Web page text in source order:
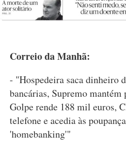
Correio da Manhã:
- "Hospedeira saca dinheiro
bancárias, Supremo mantém
Golpe rende 188 mil euros,
telefone e acedia às
'homebanking'"